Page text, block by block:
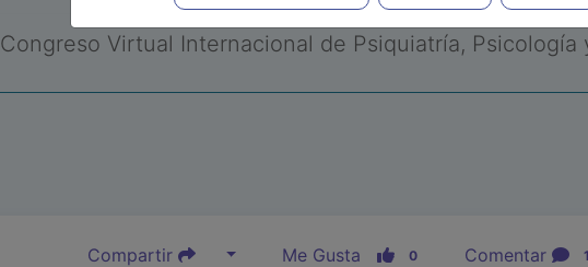
Congreso Virtual Internacional de Psiquiatría,
Compartir Me Gusta 0 Comentar